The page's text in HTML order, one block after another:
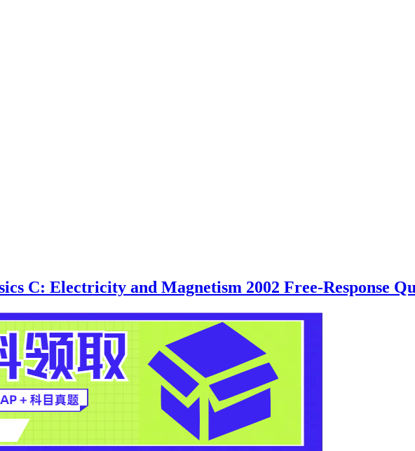
C: Electricity and Magnetism 2002 Free-Response